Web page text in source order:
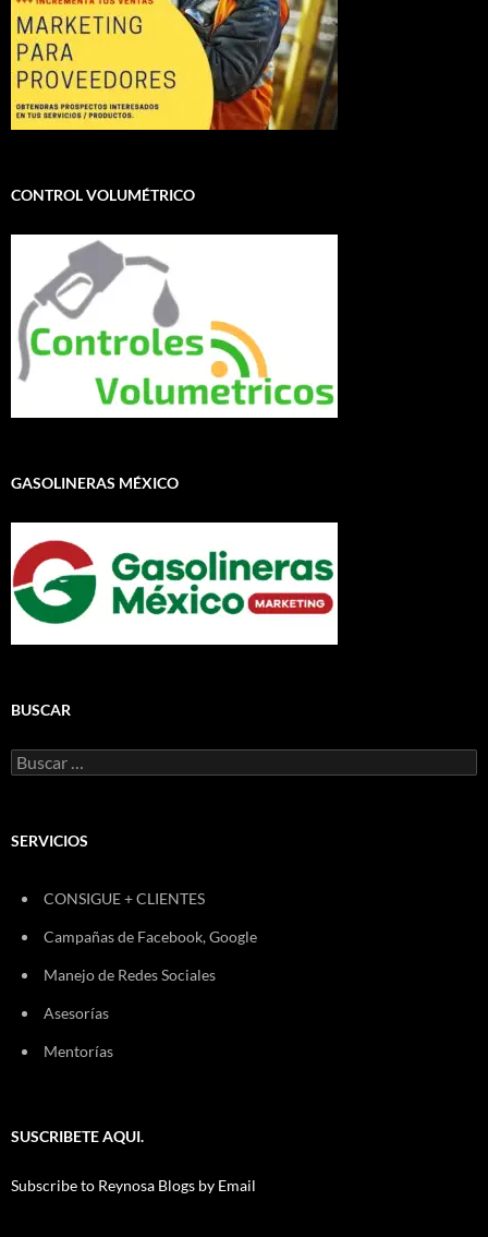
CONTROL VOLUMÉTRICO
GASOLINERAS MÉXICO
BUSCAR
Buscar:
SERVICIOS
CONSIGUE + CLIENTES
Campañas de Facebook, Google
Manejo de Redes Sociales
Asesorías
Mentorías
SUSCRIBETE AQUI.
Subscribe to Reynosa Blogs by Email